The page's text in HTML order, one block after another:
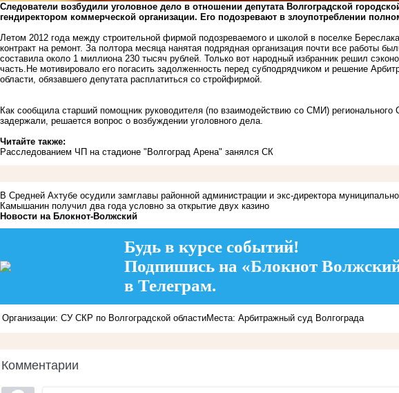
Следователи возбудили уголовное дело в отношении депутата Волгоградской
гендиректором коммерческой организации. Его подозревают в злоупотреблении
Летом 2012 года между строительной фирмой подозреваемого и школой в поселке
контракт на ремонт. За полтора месяца нанятая подрядная организация почти все работы
составила около 1 миллиона 230 тысяч рублей. Только вот народный избранник решил
часть.Не мотивировало его погасить задолженность перед субподрядчиком и решение
области, обязавшего депутата расплатиться со стройфирмой.
Как сообщила старший помощник руководителя (по взаимодействию со СМИ)
задержали, решается вопрос о возбуждении уголовного дела.
Читайте также:
Расследованием ЧП на стадионе "Волгоград Арена" занялся СК
В Средней Ахтубе осудили замглавы районной администрации и экс-директора
Камышанин получил два года условно за открытие двух казино
Новости на Блoкнoт-Волжский
Будь в курсе событий!
Подпишись на «Блокнот
в Телеграм.
Организации: СУ СКР по Волгоградской областиМеста: Арбитражный суд Волгограда
Комментарии